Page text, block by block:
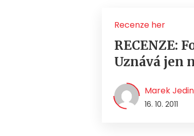
Recenze her
RECENZE:
Uznává jen
Marek
16. 10. 2011